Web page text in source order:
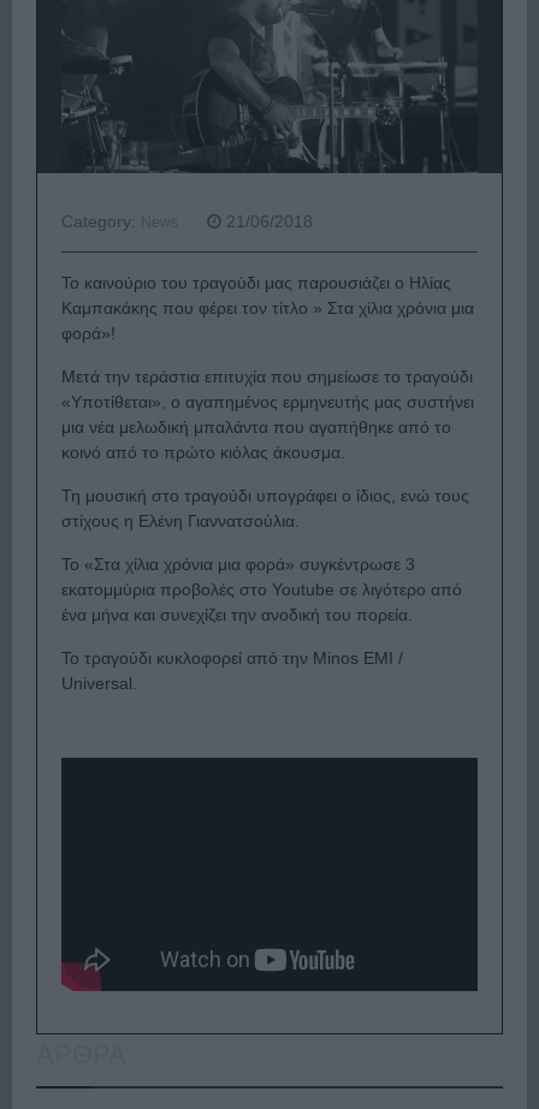
Category: News 21/06/2018
Το καινούριο του τραγούδι μας παρουσιάζει ο Ηλίας
Καμπακάκης που φέρει τον τίτλο » Στα χίλια χρόνια μια
φορά»!
Μετά την τεράστια επιτυχία που σημείωσε το τραγούδι
«Υποτίθεται», ο αγαπημένος ερμηνευτής μας συστήνει
μια νέα μελωδική μπαλάντα που αγαπήθηκε από το
κοινό από το πρώτο κιόλας άκουσμα.
Τη μουσική στο τραγούδι υπογράφει ο ίδιος, ενώ τους
στίχους η Ελένη Γιαννατσούλια.
Το «Στα χίλια χρόνια μια φορά» συγκέντρωσε 3
εκατομμύρια προβολές στο Youtube σε λιγότερο από
ένα μήνα και συνεχίζει την ανοδική του πορεία.
Το τραγούδι κυκλοφορεί από την Minos EMI /
Universal.